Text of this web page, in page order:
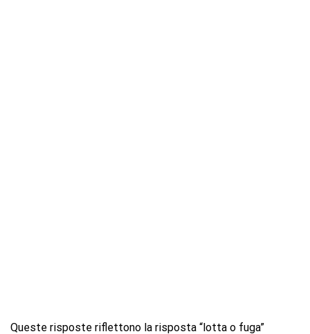
Queste risposte riflettono la risposta “lotta o fuga”